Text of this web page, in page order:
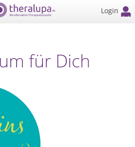
Login
für Dich